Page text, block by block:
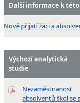
Další informace k
Nově přijatí žáci a
Výchozí analytická
studie
Nezaměstnanost
absolventů škol se